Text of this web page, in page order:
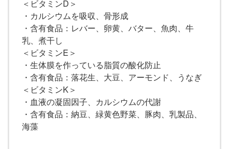
＜ビタミンD＞
・カルシウムを吸収、骨形成
・含有食品：レバー、卵黄、バター、魚肉、牛
乳、煮干し
＜ビタミンE＞
・生体膜を作っている脂質の酸化防止
・含有食品：落花生、大豆、アーモンド、うなぎ
＜ビタミンK＞
・血液の凝固因子、カルシウムの代謝
・含有食品：納豆、緑黄色野菜、豚肉、乳製品、
海藻